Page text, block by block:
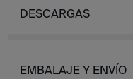
DESCARGAS
EMBALAJE Y ENVÍO